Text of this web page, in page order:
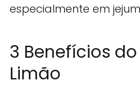
especialmente em
3 Benefícios
Limão